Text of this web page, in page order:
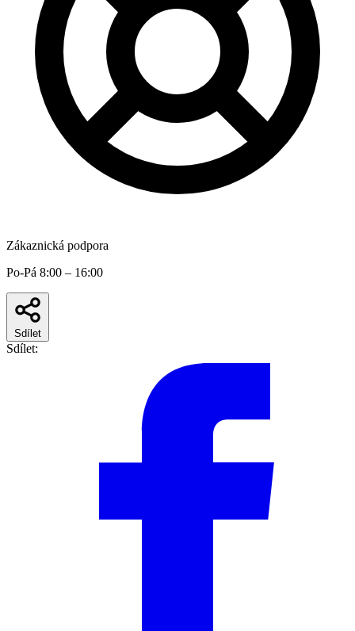
Zákaznická podpora
Po-Pá 8:00 – 16:00
Sdílet
Sdílet: